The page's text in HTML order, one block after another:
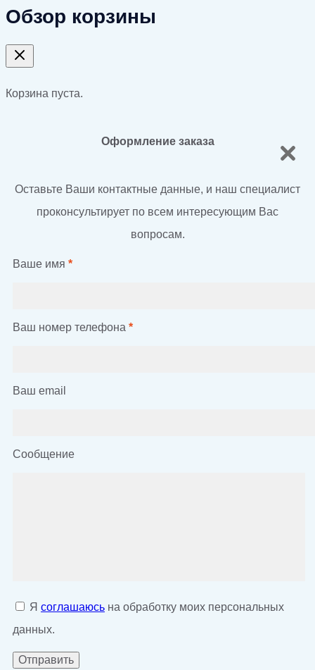
Обзор корзины
Корзина пуста.
Оформление заказа
Оставьте Ваши контактные данные, и наш специалист
проконсультирует по всем интересующим Вас
вопросам.
Ваше имя *
Ваш номер телефона *
Ваш email
Сообщение
Я соглашаюсь на обработку моих персональных
данных.